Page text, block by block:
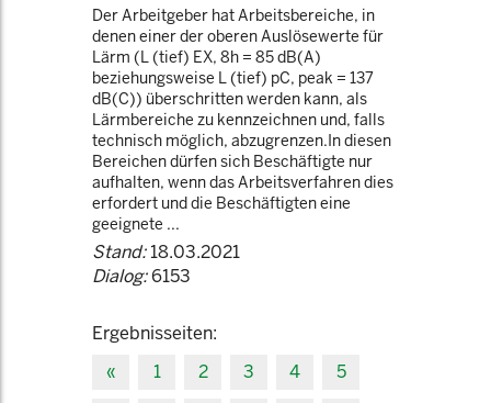
Der Arbeitgeber hat Arbeitsbereiche, in
denen einer der oberen Auslösewerte für
Lärm (L (tief) EX, 8h = 85 dB(A)
beziehungsweise L (tief) pC, peak = 137
dB(C)) überschritten werden kann, als
Lärmbereiche zu kennzeichnen und, falls
technisch möglich, abzugrenzen.In diesen
Bereichen dürfen sich Beschäftigte nur
aufhalten, wenn das Arbeitsverfahren dies
erfordert und die Beschäftigten eine
geeignete ...
Stand:18.03.2021
Dialog:6153
Ergebnisseiten:
«
1 2 3 4
5